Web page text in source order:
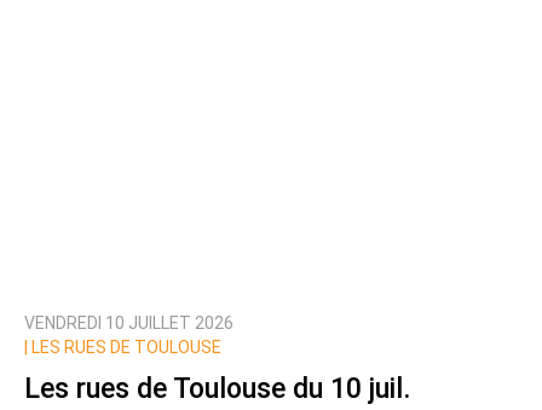
VENDREDI 10 JUILLET 2026
LES RUES DE TOULOUSE
Les rues de Toulouse du 10 juil.